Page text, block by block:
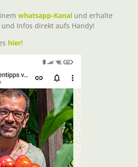
whatsapp-Kanal und erhalte
Infos direkt aufs Handy!
hier!